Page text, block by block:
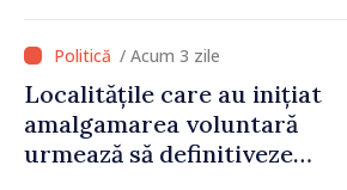
de structurile de la Tiraspol
în raioanele de est”
/ Acum 3 zile
Localitățile care au inițiat
amalgamarea voluntară
urmează să definitiveze